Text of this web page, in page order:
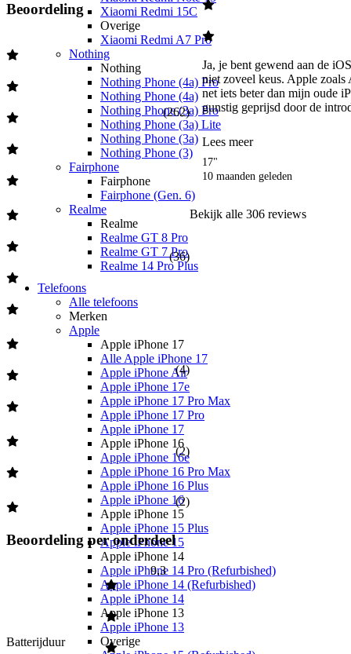
Xiaomi Redmi 15C
Overige
Xiaomi Redmi A7 Pro
Nothing
Nothing
Nothing Phone (4a) Pro
Nothing Phone (4a)
Nothing Phone (3a) Pro
Nothing Phone (3a) Lite
Nothing Phone (3a)
Nothing Phone (3)
Fairphone
Fairphone
Fairphone (Gen. 6)
Realme
Realme
Realme GT 8 Pro
Realme GT 7 Pro
Realme 14 Pro Plus
Telefoons
Alle telefoons
Merken
Apple
Apple iPhone 17
Alle Apple iPhone 17
Apple iPhone Air
Apple iPhone 17e
Apple iPhone 17 Pro Max
Apple iPhone 17 Pro
Apple iPhone 17
Apple iPhone 16
Apple iPhone 16e
Apple iPhone 16 Pro Max
Apple iPhone 16 Plus
Apple iPhone 16
Apple iPhone 15
Apple iPhone 15 Plus
Apple iPhone 15
Apple iPhone 14
Apple iPhone 14 Pro (Refurbished)
Apple iPhone 14 (Refurbished)
Apple iPhone 14
Apple iPhone 13
Apple iPhone 13
Overige
Beoordeling
(262)
(36)
(4)
(2)
(2)
Beoordeling per onderdeel
Batterijduur
9,3
Ja, je bent gewend aan de
niet zoveel keus. Apple
net iets beter dan mijn oude
gunstig geprijsd door de
Lees meer
17"
10 maanden geleden
Bekijk alle 306 reviews